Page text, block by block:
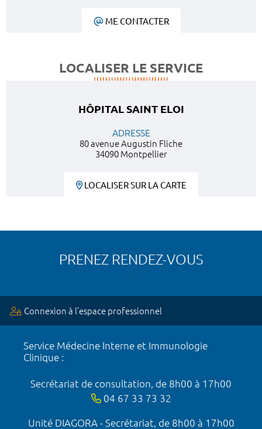
ME CONTACTER
LOCALISER LE SERVICE
HÔPITAL SAINT ELOI
ADRESSE
80 avenue Augustin Fliche
34090 Montpellier
LOCALISER SUR LA CARTE
PRENEZ RENDEZ-VOUS
Connexion à l’espace professionnel
Service Médecine Interne et Immunologie
Clinique :
Secrétariat de consultation, de 8h00 à 17h00
04 67 33 73 32
Unité DIAGORA - Secrétariat, de 8h00 à 17h00